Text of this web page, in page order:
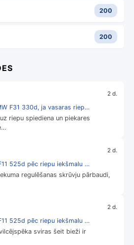
200
200
2 d.
F31 330d, ja vasaras riep…
riepu spiediena un piekares
2 d.
525d pēc riepu iekšmalu …
regulēšanas skrūvju pārbaudi,
2 d.
525d pēc riepu iekšmalu …
sviras šeit bieži ir